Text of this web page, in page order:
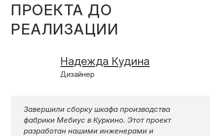
ПРОЕКТА ДО
РЕАЛИЗАЦИИ
Надежда Кудина
Дизайнер
Завершили сборку шкафа производства
фабрики Мебиус в Куркино. Этот проект
разработан нашими инженерами и
ВАННАЯ
КОНТАКТЫ
КАТАЛОГ МЕБЕЛИ